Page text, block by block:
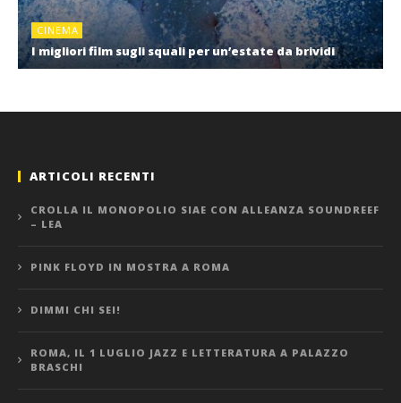
CINEMA
I migliori film sugli squali per un’estate da brividi
ARTICOLI RECENTI
CROLLA IL MONOPOLIO SIAE CON ALLEANZA SOUNDREEF
– LEA
PINK FLOYD IN MOSTRA A ROMA
DIMMI CHI SEI!
ROMA, IL 1 LUGLIO JAZZ E LETTERATURA A PALAZZO
BRASCHI